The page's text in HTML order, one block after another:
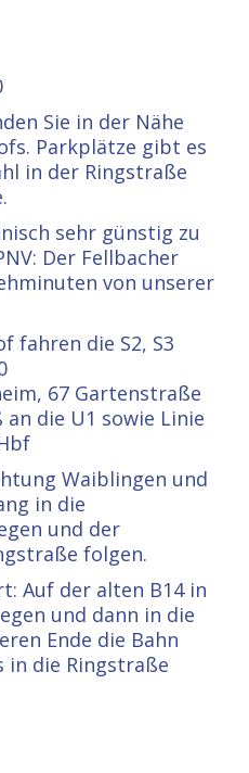
Sie in der Nähe
Parkplätze gibt es
in der Ringstraße
sehr günstig zu
Der Fellbacher
von unserer
fahren die S2, S3
67 Gartenstraße
die U1 sowie Linie
Waiblingen und
in die
und der
folgen.
Auf der alten B14 in
und dann in die
Ende die Bahn
in die Ringstraße